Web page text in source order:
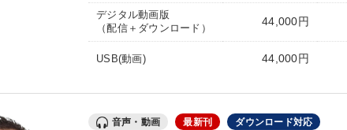
デジタル動画版
（配信＋ダウンロード）
44,000円
USB(動画) 44,000円
音声・動画 最新刊 ダウンロード対応